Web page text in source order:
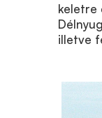
keletre
illetve